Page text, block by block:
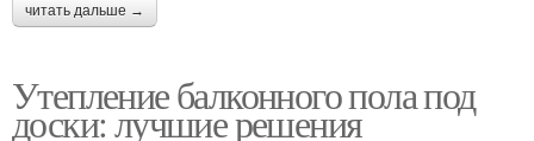
читать дальше →
Утепление балконного пола под
доски: лучшие решения